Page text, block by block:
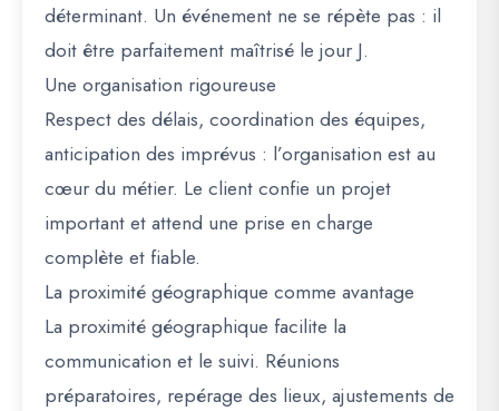
déterminant. Un événement ne se répète pas : il
doit être parfaitement maîtrisé le jour J.
Une organisation rigoureuse
Respect des délais, coordination des équipes,
anticipation des imprévus : l’organisation est au
cœur du métier. Le client confie un projet
important et attend une prise en charge
complète et fiable.
La proximité géographique comme avantage
La proximité géographique facilite la
communication et le suivi. Réunions
préparatoires, repérage des lieux, ajustements de